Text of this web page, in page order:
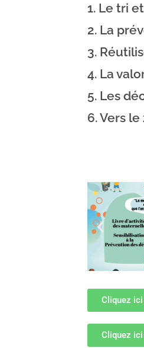
1. Le tri
2. La
3.
4. La
5. Les
6. Vers
Cliquez ici
Cliquez ici